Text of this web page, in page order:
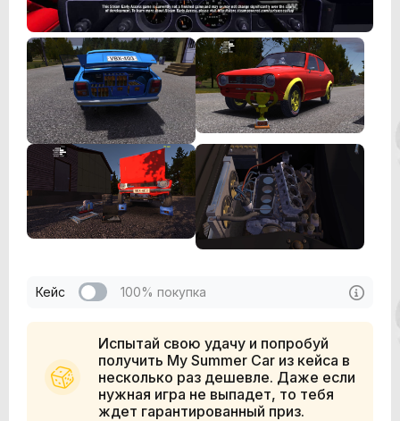
Кейс 100% покупка
Испытай свою удачу и попробуй
получить My Summer Car из кейса в
несколько раз дешевле. Даже если
нужная игра не выпадет, то тебя
ждет гарантированный приз.